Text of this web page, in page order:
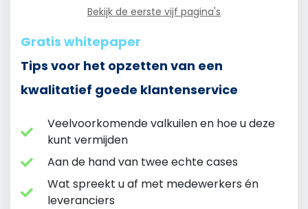
Bekijk de eerste vijf pagina's
Gratis whitepaper
Tips voor het opzetten van een
kwalitatief goede klantenservice
Veelvoorkomende valkuilen en hoe u deze
kunt vermijden
Aan de hand van twee echte cases
Wat spreekt u af met medewerkers én
leveranciers